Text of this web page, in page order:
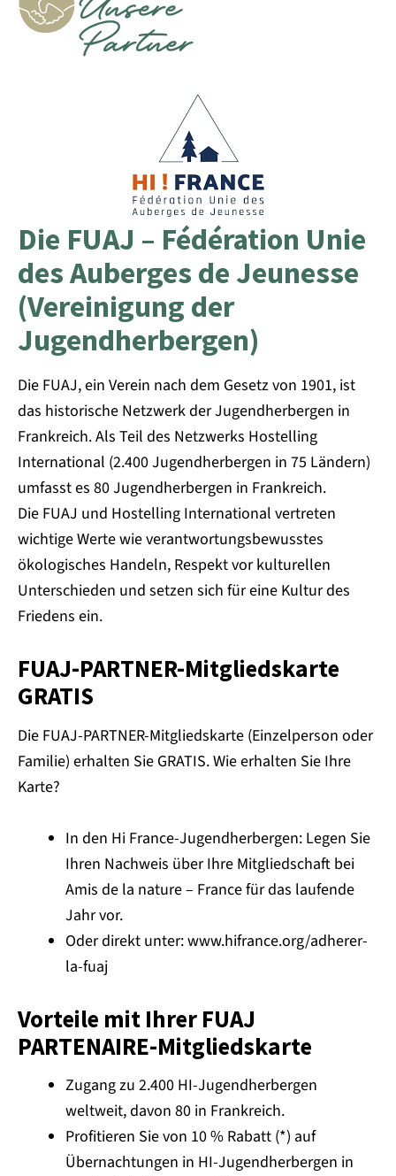
Partner
Die FUAJ – Fédération Unie
des Auberges de Jeunesse
(Vereinigung der
Jugendherbergen)
Die FUAJ, ein Verein nach dem Gesetz von 1901, ist
das historische Netzwerk der Jugendherbergen in
Frankreich. Als Teil des Netzwerks Hostelling
International (2.400 Jugendherbergen in 75 Ländern)
umfasst es 80 Jugendherbergen in Frankreich.
Die FUAJ und Hostelling International vertreten
wichtige Werte wie verantwortungsbewusstes
ökologisches Handeln, Respekt vor kulturellen
Unterschieden und setzen sich für eine Kultur des
Friedens ein.
FUAJ-PARTNER-Mitgliedskarte
GRATIS
Die FUAJ-PARTNER-Mitgliedskarte (Einzelperson oder
Familie) erhalten Sie GRATIS. Wie erhalten Sie Ihre
Karte?
In den Hi France-Jugendherbergen: Legen Sie
Ihren Nachweis über Ihre Mitgliedschaft bei
Amis de la nature – France für das laufende
Jahr vor.
Oder direkt unter: www.hifrance.org/adherer-
la-fuaj
Vorteile mit Ihrer FUAJ
PARTENAIRE-Mitgliedskarte
Zugang zu 2.400 HI-Jugendherbergen
weltweit, davon 80 in Frankreich.
Profitieren Sie von 10 % Rabatt (*) auf
Übernachtungen in HI-Jugendherbergen in